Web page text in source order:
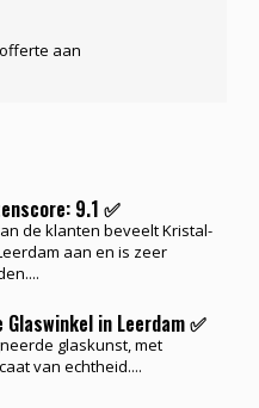
aan
9.1 ✅
de klanten beveelt Kristal-
aan en is zeer
Glaswinkel in Leerdam ✅
glaskunst, met
van echtheid....